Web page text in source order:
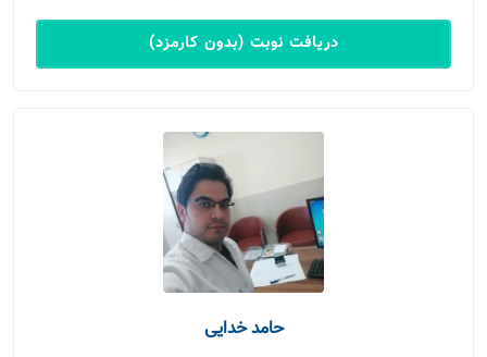
دریافت نوبت (بدون کارمزد)
حامد خدایی